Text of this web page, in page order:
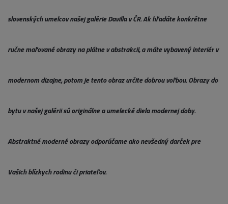
slovenských umelcov našej galérie Davilla v ČR. Ak hľadáte konkrétne
ručne maľované obrazy na plátne v abstrakcii, a máte vybavený interiér v
modernom dizajne, potom je tento obraz určite dobrou voľbou. Obrazy do
bytu v našej galérii sú originálne a umelecké diela modernej doby.
Abstraktné moderné obrazy odporúčame ako nevšedný darček pre
Vašich blízkych rodinu či priateľov.